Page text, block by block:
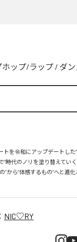
ホップ/ラップ / ダン
を令和にアップデートし
“時代のノリを塗り替えてい
”から“体感するもの”へと
NIC♡RY